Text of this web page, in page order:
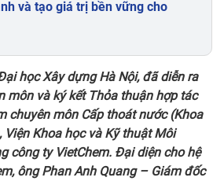
và tạo giá trị bền vững cho
học Xây dựng Hà Nội, đã diễn ra
môn và ký kết Thỏa thuận hợp tác
chuyên môn Cấp thoát nước (Khoa
Khoa học và Kỹ thuật Môi
công ty VietChem. Đại diện cho hệ
ông Phan Anh Quang – Giám đốc